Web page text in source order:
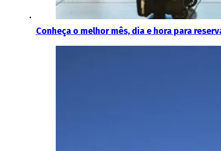
Conheça o melhor mês, dia e hora para